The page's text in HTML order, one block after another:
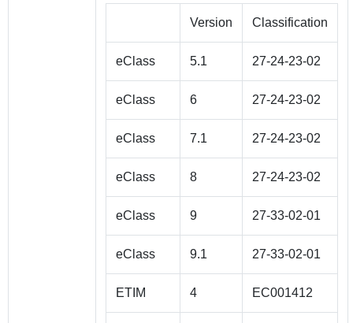
Version Classification
eClass 5.1 27-24-23-02
eClass 6 27-24-23-02
eClass 7.1 27-24-23-02
eClass 8 27-24-23-02
eClass 9 27-33-02-01
eClass 9.1 27-33-02-01
ETIM 4 EC001412